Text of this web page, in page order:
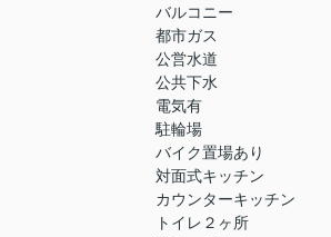
バルコニー
都市ガス
公営水道
公共下水
電気有
駐輪場
バイク置場あり
対面式キッチン
カウンターキッチン
トイレ２ヶ所